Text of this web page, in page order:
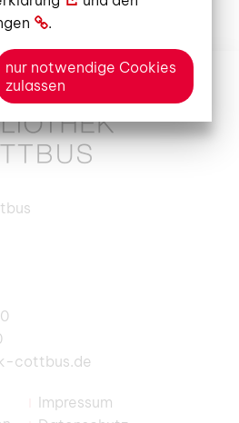
cottbus.de
Impressum
.
nur notwendige Cookies
zulassen